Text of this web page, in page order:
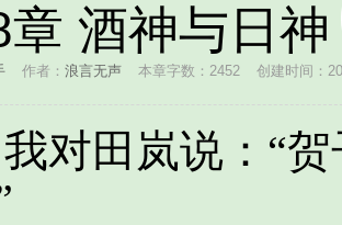
酒神与日神
作者： 浪言无声 本章字数：2452 创建时间：
田岚说：“贺